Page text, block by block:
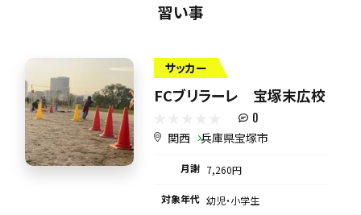
習い事
サッカー
FCブリラーレ 宝塚末広校
0
関西 兵庫県宝塚市
月謝 7,260円
対象年代 幼児・小学生